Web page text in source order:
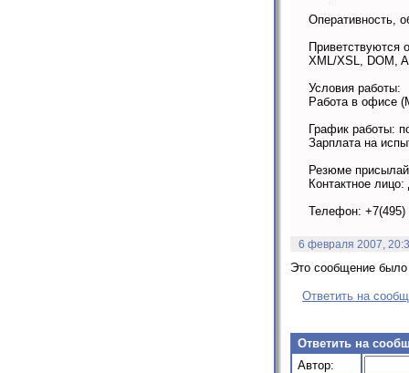
Оперативность,
Приветствуются
XML/XSL, DOM,
Условия работы:
Работа в офисе
График работы:
Зарплата на
Резюме
Контактное
Телефон: +7(495)
6 февраля 2007,
Это сообщение было
Ответить на
Ответить на
Автор: